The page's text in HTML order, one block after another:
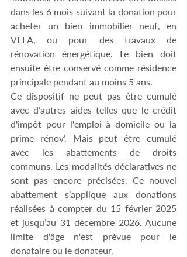
dans les 6 mois suivant la donation pour
acheter un bien immobilier neuf, en
VEFA, ou pour des travaux de
rénovation énergétique. Le bien doit
ensuite être conservé comme résidence
principale pendant au moins 5 ans.
Ce dispositif ne peut pas être cumulé
avec d’autres aides telles que le crédit
d'impôt pour l'emploi à domicile ou la
prime rénov’. Mais peut être cumulé
avec les abattements de droits
communs. Les modalités déclaratives ne
sont pas encore précisées. Ce nouvel
abattement s’applique aux donations
réalisées à compter du 15 février 2025
et jusqu’au 31 décembre 2026. Aucune
limite d'âge n'est prévue pour le
donataire ou le donateur.